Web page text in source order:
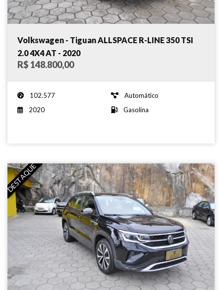
Volkswagen - Tiguan ALLSPACE R-LINE 350 TSI
2.0 4X4 AT - 2020
R$ 148.800,00
102.577
Automático
2020
Gasolina
DESTAQUE